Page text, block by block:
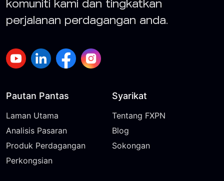
komuniti kami dan tingkatkan
perjalanan perdagangan anda.
Pautan Pantas
Laman Utama
Analisis Pasaran
Produk Perdagangan
Perkongsian
Syarikat
Tentang FXPN
Blog
Sokongan